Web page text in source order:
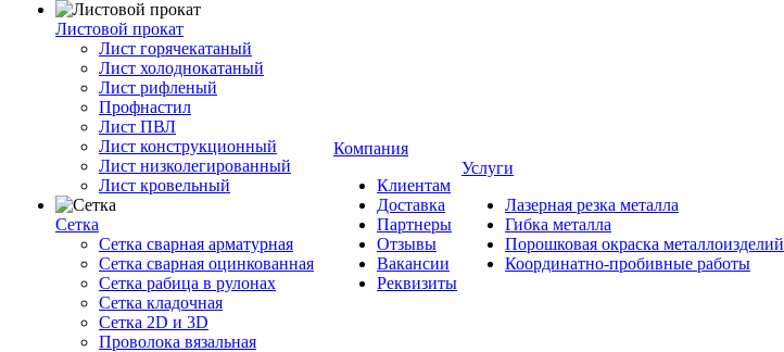
Листовой прокат
Лист горячекатаный
Лист холоднокатаный
Лист рифленый
Профнастил
Лист ПВЛ
Лист конструкционный
Лист низколегированный
Лист кровельный
Сетка
Сетка сварная арматурная
Сетка сварная оцинкованная
Сетка рабица в рулонах
Сетка кладочная
Сетка 2D и 3D
Проволока вязальная
Компания
Клиентам
Доставка
Партнеры
Отзывы
Вакансии
Реквизиты
Услуги
Лазерная резка металла
Гибка металла
Порошковая окраска металлоизделий
Координатно-пробивные работы